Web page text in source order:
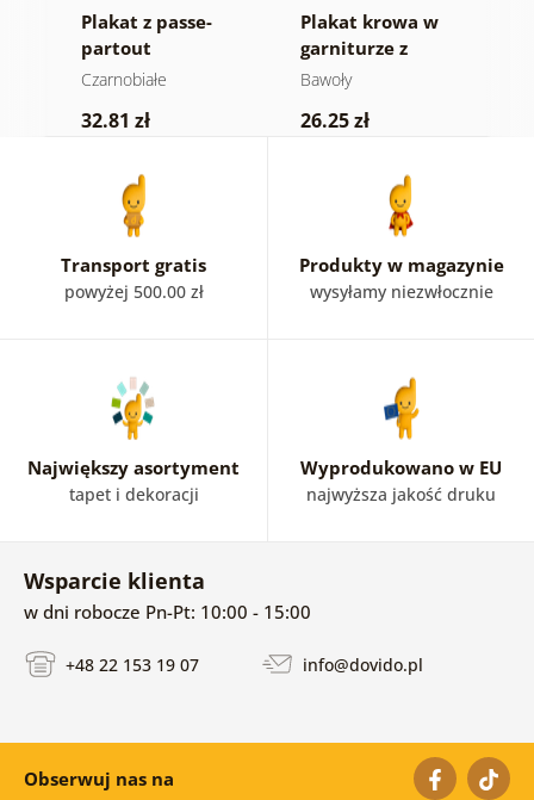
Plakat z passe-
partout
luksusowe zacisze
Czarnobiałe
32.81 zł
Plakat krowa w
garniturze z
cygarem i whisky
Bawoły
26.25 zł
Transport gratis
powyżej 500.00 zł
Produkty w magazynie
wysyłamy niezwłocznie
Największy asortyment
tapet i dekoracji
Wyprodukowano w EU
najwyższa jakość druku
Wsparcie klienta
w dni robocze Pn-Pt: 10:00 - 15:00
+48 22 153 19 07 info@dovido.pl
Obserwuj nas na